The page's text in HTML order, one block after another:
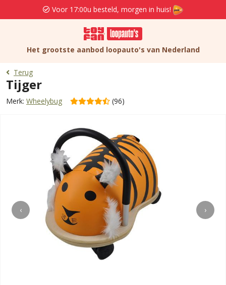
Voor 17:00u besteld, morgen in huis!
Het grootste aanbod loopauto's van Nederland
Terug
Tijger
Merk: Wheelybug (96)
‹ ›